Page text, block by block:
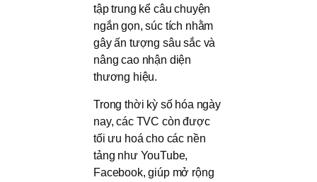
tập trung kể câu chuyện
ngắn gọn, súc tích nhằm
gây ấn tượng sâu sắc và
nâng cao nhận diện
thương hiệu.
Trong thời kỳ số hóa ngày
nay, các TVC còn được
tối ưu hoá cho các nền
tảng như YouTube,
Facebook, giúp mở rộng